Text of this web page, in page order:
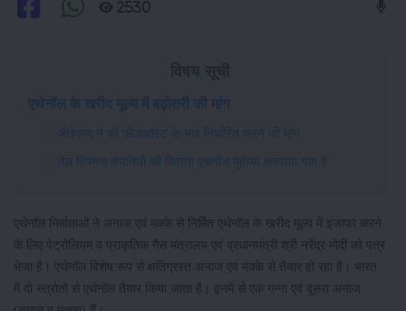
2530
एथेनॉल के खरीद मूल्य में बढ़ोतरी की मांग
जीईएमए ने की फीडकॉस्ट के भाव निर्धारित करने की मांग
तेल विपणन कंपनियों को कितना एथनॉल मुहैय्या करवाया गया है
एथेनॉल निर्माताओं ने अनाज एवं मक्के से निर्मित एथेनॉल के खरीद मूल्य में इजाफा करने
के लिए पेट्रोलियम व प्राकृतिक गैस मंत्रालय एवं प्रधानमंत्री श्री नरेंद्र मोदी को पत्र
भेजा है। एथेनॉल विशेष रूप से क्षतिग्रस्त अनाज एवं मक्के से तैयार हो रहा है। भारत
में दो स्त्रोतो से एथेनॉल तैयार किया जाता है। इनमें से एक गन्ना एवं दूसरा अनाज